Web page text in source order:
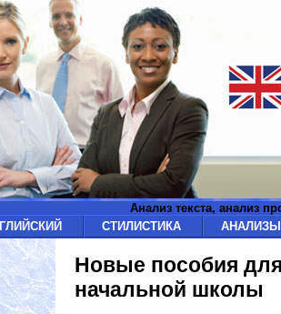
Анализ текста, анализ
СТИЛИСТИКА
Новые пособия
начальной школы